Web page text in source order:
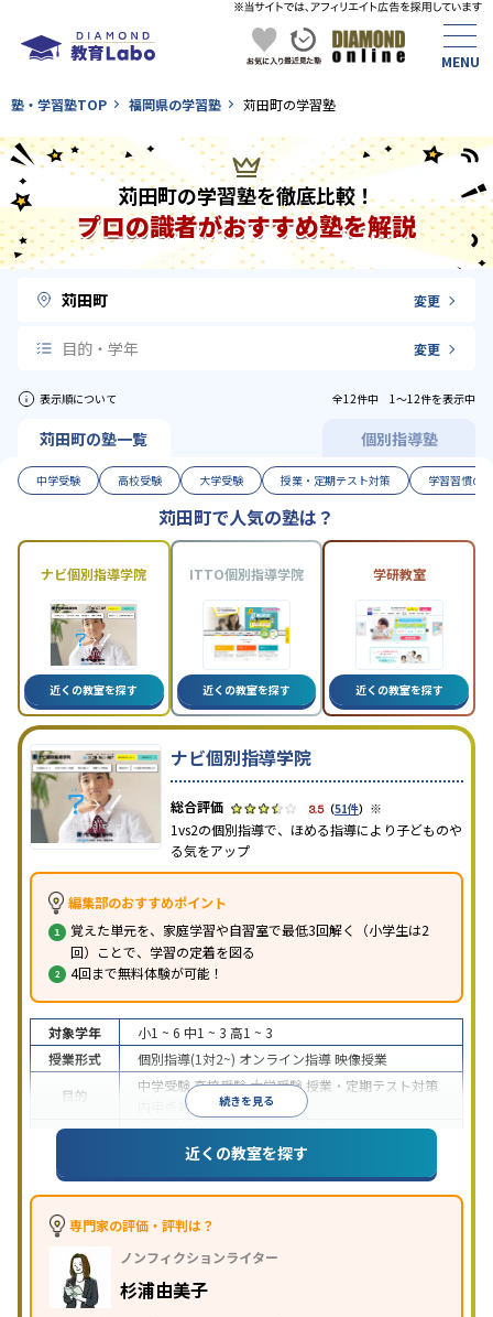
塾・学習塾TOP 福岡県の学習塾 苅田町の学習塾
苅田町の学習塾を徹底比較！
プロの識者がおすすめ塾を解説
苅田町 変更
目的・学年 変更
表示順について 全12件中 1〜12件を表示中
苅田町の塾一覧 個別指導塾
中学受験 高校受験 大学受験 授業・定期テスト対策 学習習慣の
苅田町で人気の塾は？
ナビ個別指導学院
近くの教室を探す
ITTO個別指導学院
近くの教室を探す
学研教室
近くの教室を探す
ナビ個別指導学院
3.5（51件） ※
1vs2の個別指導で、ほめる指導により子どものや
る気をアップ
編集部のおすすめポイント
覚えた単元を、家庭学習や自習室で最低3回解く（小学生は2
回）ことで、学習の定着を図る
4回まで無料体験が可能！
続きを見る
対象学年 小1 ~ 6 中1 ~ 3 高1 ~ 3
授業形式
個別指導(1対2~) オンライン指導映像授業
目的
中学受験高校受験大学受験 授業・定期テスト対策
内申点対策
学習習慣の定着
成績保証制度あり授業の振替可能オンライン対応
1科目から受講可能季節講習のみの受講可
※2023年3月調査。小学校高学年の個別指導塾アンケート調査方法を参
近くの教室を探す
専門家の評価・評判は？
ノンフィクションライター
杉浦由美子